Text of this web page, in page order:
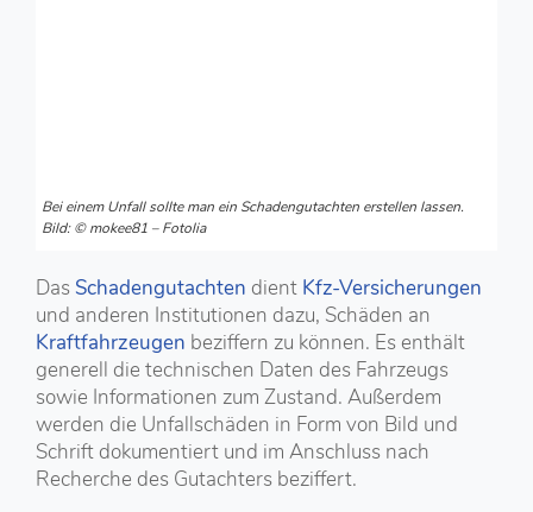
Bei einem Unfall sollte man ein Schadengutachten erstellen lassen.
Bild: © mokee81 – Fotolia
Das Schadengutachten dient Kfz-Versicherungen
und anderen Institutionen dazu, Schäden an
Kraftfahrzeugen beziffern zu können. Es enthält
generell die technischen Daten des Fahrzeugs
sowie Informationen zum Zustand. Außerdem
werden die Unfallschäden in Form von Bild und
Schrift dokumentiert und im Anschluss nach
Recherche des Gutachters beziffert.